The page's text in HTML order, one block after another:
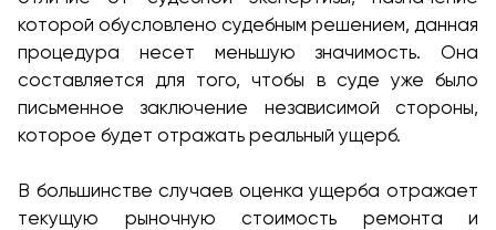
которой обусловлено судебным решением, данная
процедура несет меньшую значимость. Она
составляется для того, чтобы в суде уже было
письменное заключение независимой стороны,
которое будет отражать реальный ущерб.
В большинстве случаев оценка ущерба отражает
текущую рыночную стоимость ремонта и